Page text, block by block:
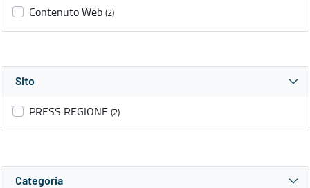
Contenuto Web (2)
Sito
PRESS REGIONE (2)
Categoria